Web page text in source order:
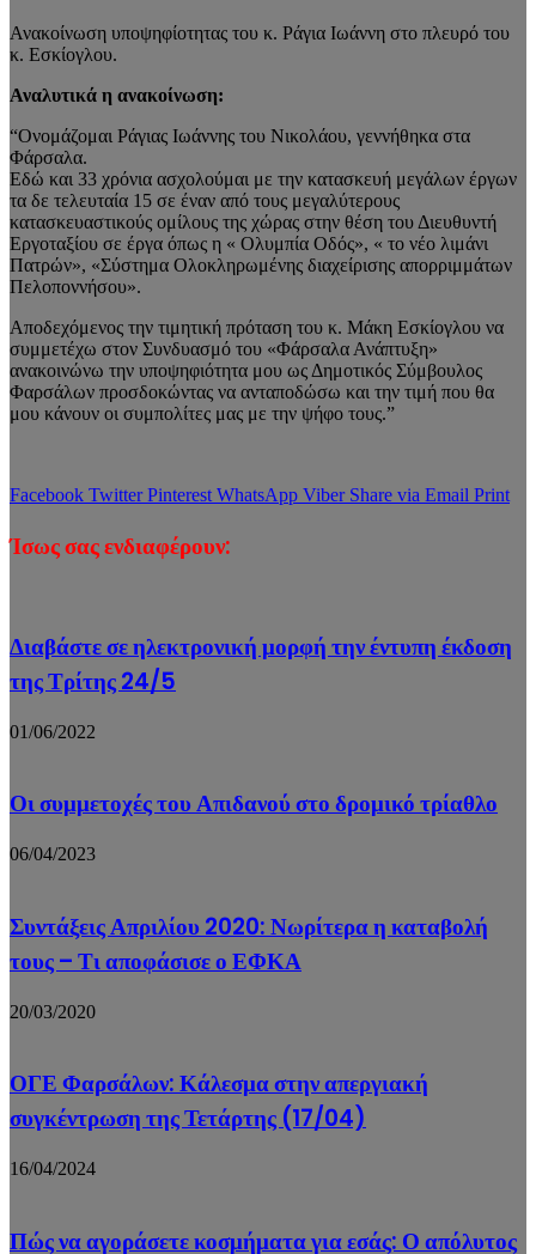
Ανακοίνωση υποψηφίοτητας του κ. Ράγια Ιωάννη στο πλευρό του
κ. Εσκίογλου.
Αναλυτικά η ανακοίνωση:
“Ονομάζομαι Ράγιας Ιωάννης του Νικολάου, γεννήθηκα στα
Φάρσαλα.
Εδώ και 33 χρόνια ασχολούμαι με την κατασκευή μεγάλων έργων
τα δε τελευταία 15 σε έναν από τους μεγαλύτερους
κατασκευαστικούς ομίλους της χώρας στην θέση του Διευθυντή
Εργοταξίου σε έργα όπως η « Ολυμπία Οδός», « το νέο λιμάνι
Πατρών», «Σύστημα Ολοκληρωμένης διαχείρισης απορριμμάτων
Πελοποννήσου».
Αποδεχόμενος την τιμητική πρόταση του κ. Μάκη Εσκίογλου να
συμμετέχω στον Συνδυασμό του «Φάρσαλα Ανάπτυξη»
ανακοινώνω την υποψηφιότητα μου ως Δημοτικός Σύμβουλος
Φαρσάλων προσδοκώντας να ανταποδώσω και την τιμή που θα
μου κάνουν οι συμπολίτες μας με την ψήφο τους.”
Facebook Twitter Pinterest WhatsApp Viber Share via Email Print
Ίσως σας ενδιαφέρουν:
Διαβάστε σε ηλεκτρονική μορφή την έντυπη έκδοση
της Τρίτης 24/5
01/06/2022
Οι συμμετοχές του Απιδανού στο δρομικό τρίαθλο
06/04/2023
Συντάξεις Απριλίου 2020: Νωρίτερα η καταβολή
τους – Τι αποφάσισε ο ΕΦΚΑ
20/03/2020
ΟΓΕ Φαρσάλων: Κάλεσμα στην απεργιακή
συγκέντρωση της Τετάρτης (17/04)
16/04/2024
Πώς να αγοράσετε κοσμήματα για εσάς: Ο απόλυτος